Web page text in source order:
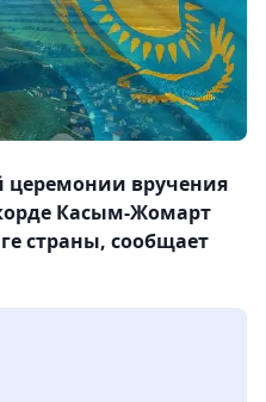
церемонии вручения
Касым-Жомарт
страны, сообщает